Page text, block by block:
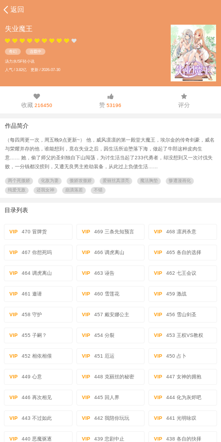
返回
失业魔王
奇幻 连载中
汤力水/SF轻小说
人气 / 3.82亿 更新 / 2026-07-30
收藏 216450 赞 53196 评分
作品简介
（每四周更一次，周五晚9点更新~） 他，威风凛凛的第一殿堂大魔王，埃尔金的传奇剑豪，威名
与荣耀并存的他，谁能想到，竟在失业之后，因生活所迫堕落下海，做起了牛郎这种皮肉生
意…… 她，偷了师父的圣剑独自下山闯荡，为讨生活当起了233代勇者，却没想到又一次讨伐失
败，一分钱都没捞到，又遭无良男主抢劫装备，从此过上负债生活……
两个死傲娇 化敌为妻 傲娇攻傲娇 爱丽丝真漂亮 魔法胸垫
惨遭漫画化
纯爱无敌
还我女神 崩潰落差 不错
目录列表
VIP 470 冒牌货 VIP 469 三条先知预言 VIP 468 凛冽杀意
VIP 467 你想死吗 VIP 466 调虎离山 VIP 465 各自的选择
VIP 464 调虎离山 VIP 463 诬告 VIP 462 七王会议
VIP 461 邀请 VIP 460 雪莲花 VIP 459 激战
VIP 458 守护 VIP 457 戴安娜公主 VIP 456 雪山剑圣
VIP 455 子嗣？ VIP 454 分裂 VIP 453 王权VS教权
VIP 452 相依相偎 VIP 451 厄运 VIP 450 占卜
VIP 449 心意 VIP 448 克丽丝的秘密 VIP 447 女神的拥抱
VIP 446 再次相见 VIP 445 回人界 VIP 444 化为灰烬吧
VIP 443 不过如此 VIP 442 我陪你玩玩 VIP 441 光明咏叹
VIP 440 恶魔驱逐 VIP 439 悲剧中止 VIP 438 各自的抉择